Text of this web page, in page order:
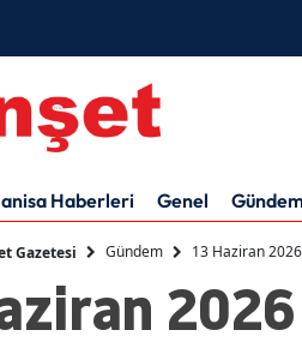
Haberleri Genel
Gazetesi Gündem 13 Haziran